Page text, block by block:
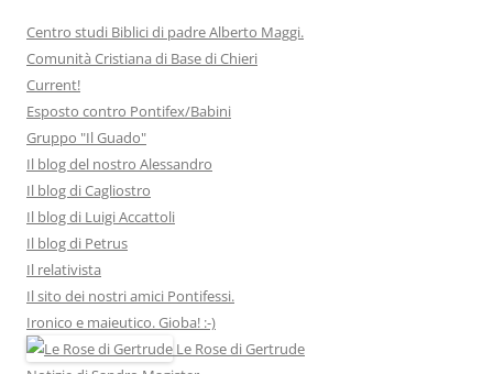
Centro studi Biblici di padre Alberto Maggi.
Comunità Cristiana di Base di Chieri
Current!
Esposto contro Pontifex/Babini
Gruppo "Il Guado"
Il blog del nostro Alessandro
Il blog di Cagliostro
Il blog di Luigi Accattoli
Il blog di Petrus
Il relativista
Il sito dei nostri amici Pontifessi.
Ironico e maieutico. Gioba! :-)
Le Rose di Gertrude